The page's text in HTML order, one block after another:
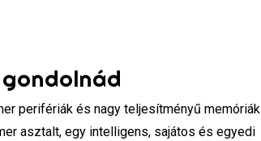
perifériák és nagy teljesítményű memóriák
asztalt, egy intelligens, sajátos és egyedi